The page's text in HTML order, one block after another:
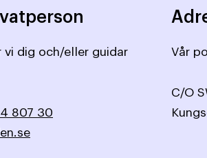
vi dig och/eller guidar
807 30
Vår
C/O